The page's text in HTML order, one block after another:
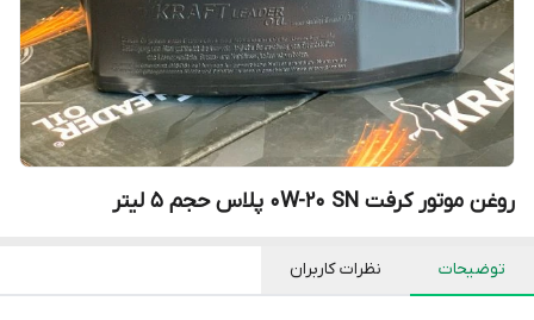
روغن موتور کرفت 0W-20 SN پلاس حجم ۵ لیتر
توضیحات نظرات کاربران